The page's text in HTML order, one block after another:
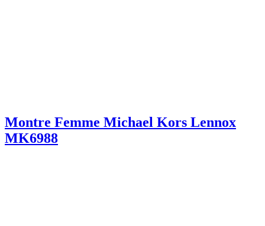
Montre Femme Michael Kors Lennox
MK6988